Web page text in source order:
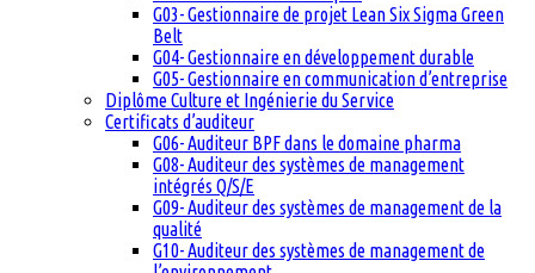
G03- Gestionnaire de projet Lean Six Sigma Green
Belt
G04- Gestionnaire en développement durable
G05- Gestionnaire en communication d’entreprise
Diplôme Culture et Ingénierie du Service
Certificats d’auditeur
G06- Auditeur BPF dans le domaine pharma
G08- Auditeur des systèmes de management
intégrés Q/S/E
G09- Auditeur des systèmes de management de la
qualité
G10- Auditeur des systèmes de management de